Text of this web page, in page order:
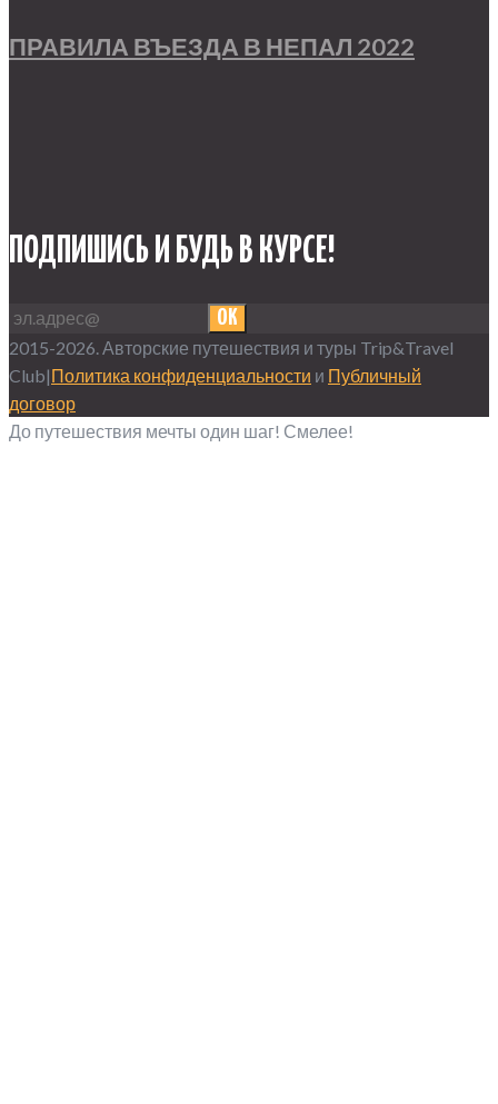
ПРАВИЛА ВЪЕЗДА В НЕПАЛ 2022
ПОДПИШИСЬ И БУДЬ В КУРСЕ!
OK
2015-2026. Авторские путешествия и туры Trip&Travel
Club|Политика конфиденциальности и Публичный
договор
До путешествия мечты один шаг! Смелее!